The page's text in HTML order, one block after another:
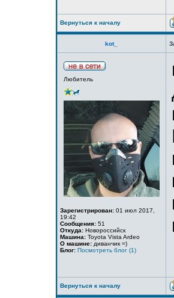
Вернуться к началу
kot_
Любитель
Зарегистрирован: 01 июл 2017,
19:42
Сообщения: 51
Откуда: Новороссийск
Машина: Toyota Vista Ardeo
О машине: диванчик =)
Блог: Посмотреть блог (1)
Вернуться к началу